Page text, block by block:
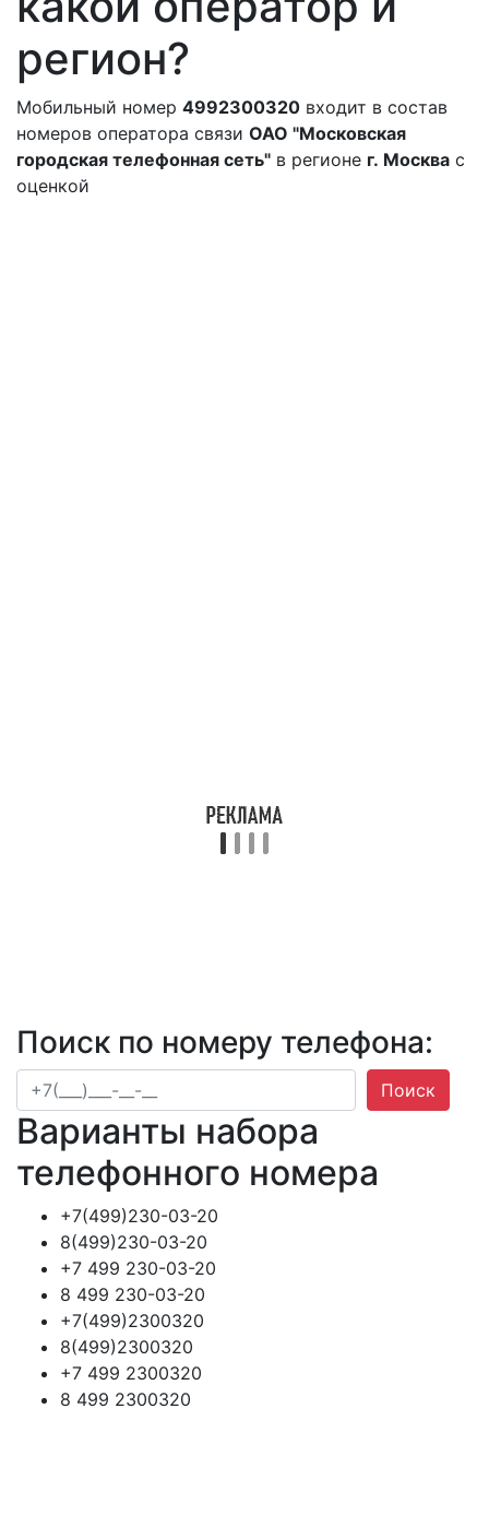
регион?
Мобильный номер 4992300320 входит в состав
номеров оператора связи ОАО "Московская
городская телефонная сеть" в регионе г. Москва с
оценкой
Поиск по номеру телефона:
Поиск
Варианты набора
телефонного номера
+7(499)230-03-20
8(499)230-03-20
+7 499 230-03-20
8 499 230-03-20
+7(499)2300320
8(499)2300320
+7 499 2300320
8 499 2300320